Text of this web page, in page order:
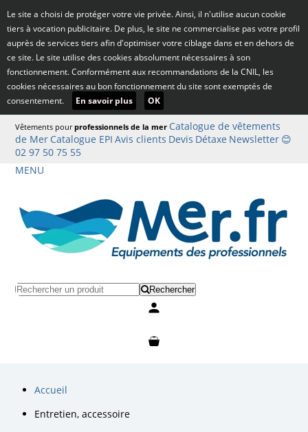
Le site a choisi de protéger votre vie privée. Ainsi, il n'utilise aucun cookie
tiers à vocation publicitaire. De plus, le site ne commercialise pas votre profil
auprès de services tiers afin d'optimiser votre ciblage dans et en dehors de
ce site. Le site utilise des cookies absolument nécessaires à son
fonctionnement. Conformément aux recommandations de la CNIL, les
cookies nécessaires au bon fonctionnement du site sont exemptés de
consentement.
En savoir plus OK
Vêtements pourprofessionnels de la mer Catalogue de vêtements
de Mer Catalogue EPI Avis clients Devis Détaxe Newsletter 😊
02 97 50 75 55
MENU
Rechercher
Accueil
Entretien, accessoire